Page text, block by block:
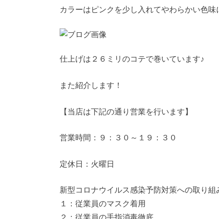
カラーはピンクを少し入れてやわらかい色味
仕上げは２６ミリのコテで巻いています♪
また紹介します！
【当店は下記の通り営業を行います】
営業時間：９：３０～１９：３０
定休日：火曜日
新型コロナウイルス感染予防対策への取り組
１：従業員のマスク着用
２：従業員の手指消毒徹底